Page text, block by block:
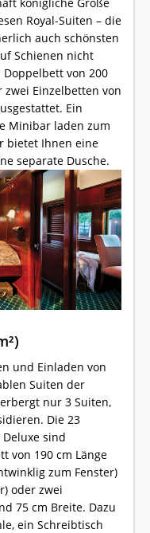
Royal-Suiten – die
auch schönsten
Schienen nicht
von 200
zwei Einzelbetten von
Ein
Minibar laden zum
bietet Ihnen eine
separate Dusche.
und Einladen von
Suiten der
nur 3 Suiten,
Die 23
sind
von 190 cm Länge
zum Fenster)
oder zwei
75 cm Breite. Dazu
ein Schreibtisch